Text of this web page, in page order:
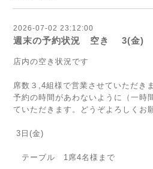
2026-07-02 23:12:00
週末の予約状況 空き 3(金
店内の空き状況です
席数３,4組様で営業させていただきま
予約の時間があわないように（一時
ていただきます。どうぞよろしくお
3日(金)
テーブル 1席4名様まで